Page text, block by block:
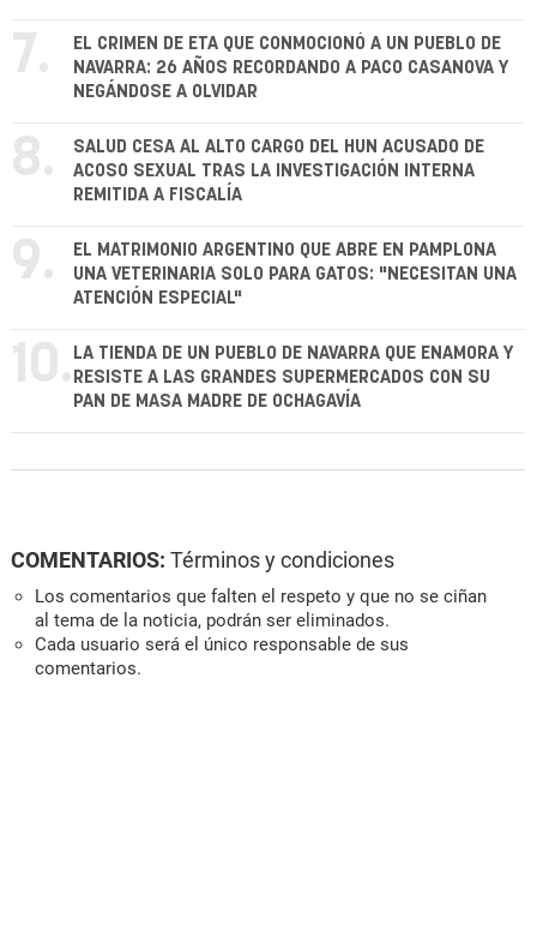
7.
EL CRIMEN DE ETA QUE CONMOCIONÓ A UN PUEBLO DE
NAVARRA: 26 AÑOS RECORDANDO A PACO CASANOVA Y
NEGÁNDOSE A OLVIDAR
8.
SALUD CESA AL ALTO CARGO DEL HUN ACUSADO DE
ACOSO SEXUAL TRAS LA INVESTIGACIÓN INTERNA
REMITIDA A FISCALÍA
9.
EL MATRIMONIO ARGENTINO QUE ABRE EN PAMPLONA
UNA VETERINARIA SOLO PARA GATOS: "NECESITAN UNA
ATENCIÓN ESPECIAL"
10. LA TIENDA DE UN PUEBLO DE NAVARRA QUE ENAMORA Y
RESISTE A LAS GRANDES SUPERMERCADOS CON SU
PAN DE MASA MADRE DE OCHAGAVÍA
COMENTARIOS: Términos y condiciones
Los comentarios que falten el respeto y que no se ciñan
al tema de la noticia, podrán ser eliminados.
Cada usuario será el único responsable de sus
comentarios.